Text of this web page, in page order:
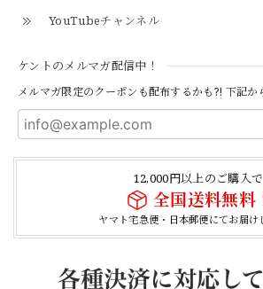
YouTubeチャンネル
ケントのメルマガ配信中！
メルマガ限定のクーポンも配布するかも?! 下記か
12,000円以上のご購入で
全国送料無料
ヤマト宅急便・日本郵便にてお届け
2026/04/25
BLACK
2026/04/21
NAVY
2026/04/21